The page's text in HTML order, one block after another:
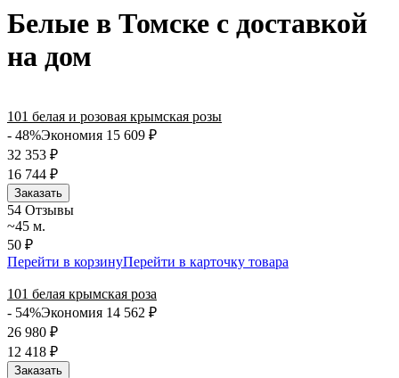
Белые в Томске с доставкой
на дом
101 белая и розовая крымская розы
- 48%Экономия 15 609 ₽
32 353 ₽
16 744 ₽
Заказать
54 Отзывы
~45 м.
50 ₽
Перейти в корзинуПерейти в карточку товара
101 белая крымская роза
- 54%Экономия 14 562 ₽
26 980 ₽
12 418 ₽
Заказать